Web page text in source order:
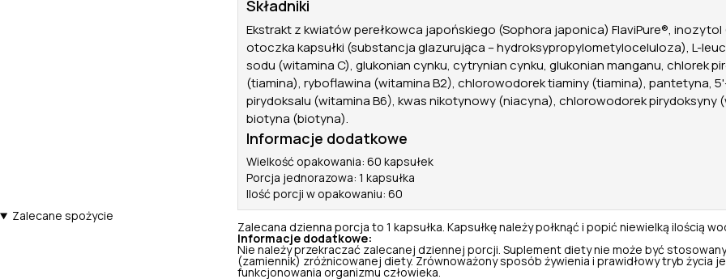
Składniki
Ekstrakt z kwiatów perełkowca japońskiego (Sophora japonica) FlaviPure®,
otoczka kapsułki (substancja glazurująca – hydroksypropylometyloceluloza), L-
sodu (witamina C), glukonian cynku, cytrynian cynku, glukonian manganu, chlorek
(tiamina), ryboflawina (witamina B2), chlorowodorek tiaminy (tiamina), pantetyna,
pirydoksalu (witamina B6), kwas nikotynowy (niacyna), chlorowodorek pirydoksyny
biotyna (biotyna).
Informacje dodatkowe
Wielkość opakowania: 60 kapsułek
Porcja jednorazowa: 1 kapsułka
Ilość porcji w opakowaniu: 60
Zalecane spożycie
Zalecana dzienna porcja to 1 kapsułka. Kapsułkę należy połknąć i popić niewielką ilością
Informacje dodatkowe:
Nie należy przekraczać zalecanej dziennej porcji. Suplement diety nie może być
(zamiennik) zróżnicowanej diety. Zrównoważony sposób żywienia i prawidłowy tryb życia
funkcjonowania organizmu człowieka.